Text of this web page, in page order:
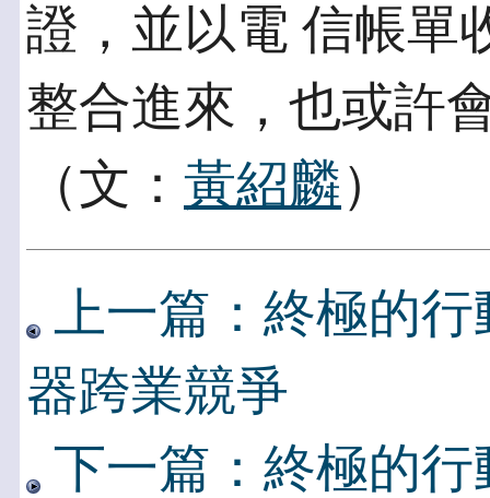
證，並以電 信帳單
整合進來，也或許
（文： 黃紹麟）
上一篇：終極的
器跨業競爭
下一篇：終極的